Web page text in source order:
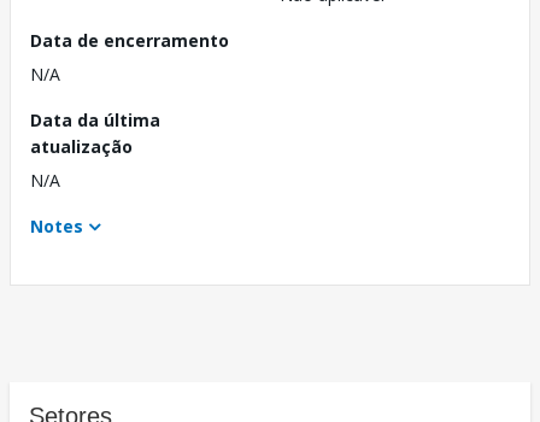
Data de encerramento
N/A
Data da última
atualização
N/A
Notes
Setores